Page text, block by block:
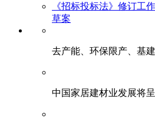
《招标投标法》修订工
草案
去产能、环保限产、基
中国家居建材业发展将